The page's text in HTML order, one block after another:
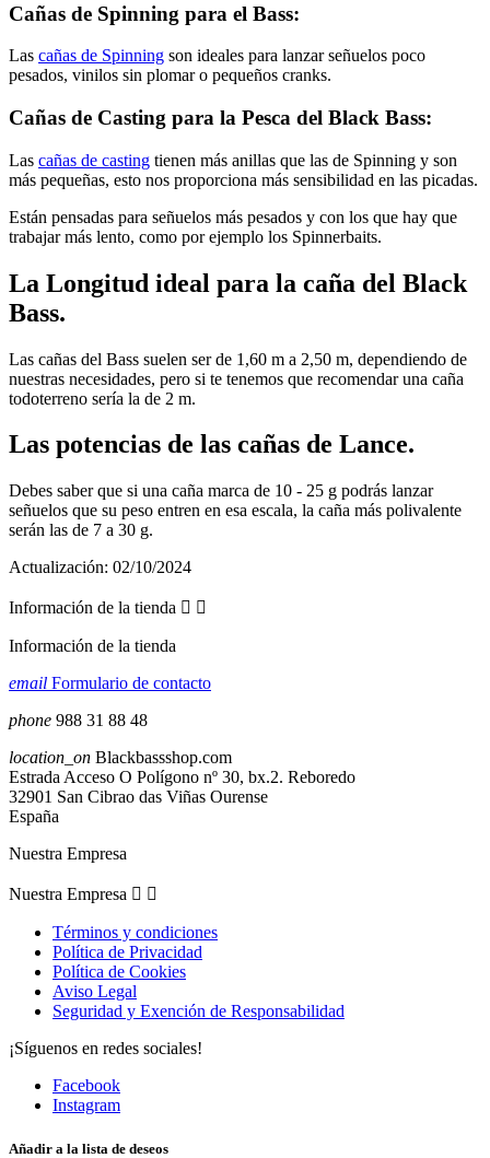
Cañas de Spinning para el Bass:
Las cañas de Spinning son ideales para lanzar señuelos poco
pesados, vinilos sin plomar o pequeños cranks.
Cañas de Casting para la Pesca del Black Bass:
Las cañas de casting tienen más anillas que las de Spinning y son
más pequeñas, esto nos proporciona más sensibilidad en las picadas.
Están pensadas para señuelos más pesados y con los que hay que
trabajar más lento, como por ejemplo los Spinnerbaits.
La Longitud ideal para la caña del Black
Bass.
Las cañas del Bass suelen ser de 1,60 m a 2,50 m, dependiendo de
nuestras necesidades, pero si te tenemos que recomendar una caña
todoterreno sería la de 2 m.
Las potencias de las cañas de Lance.
Debes saber que si una caña marca de 10 - 25 g podrás lanzar
señuelos que su peso entren en esa escala, la caña más polivalente
serán las de 7 a 30 g.
Actualización: 02/10/2024
Información de la tienda  
Información de la tienda
email Formulario de contacto
phone 988 31 88 48
location_on Blackbassshop.com
Estrada Acceso O Polígono nº 30, bx.2. Reboredo
32901 San Cibrao das Viñas Ourense
España
Nuestra Empresa
Nuestra Empresa  
Términos y condiciones
Política de Privacidad
Política de Cookies
Aviso Legal
Seguridad y Exención de Responsabilidad
¡Síguenos en redes sociales!
Facebook
Instagram
Añadir a la lista de deseos